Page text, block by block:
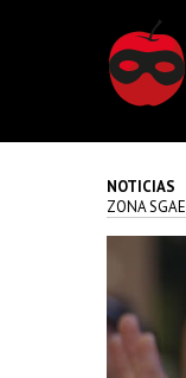
NOTICIAS
ZONA SGAE